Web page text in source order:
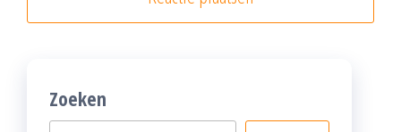
Zoeken